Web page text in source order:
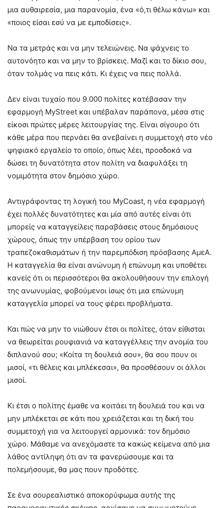
μια αυθαιρεσία, μια παρανομία, ένα «ό,τι θέλω κάνω» και
«ποιος είσαι εσύ να με εμποδίσεις».
Να τα μετράς και να μην τελειώνεις. Να ψάχνεις το
αυτονόητο και να μην το βρίσκεις. Μαζί και το δίκιο σου,
όταν τολμάς να πεις κάτι. Κι έχεις να πεις πολλά.
Δεν είναι τυχαίο που 9.000 πολίτες κατέβασαν την
εφαρμογή MyStreet και υπέβαλαν παράπονα, μέσα στις
είκοσι πρώτες μέρες λειτουργίας της. Είναι σίγουρο ότι
κάθε μέρα που περνάει θα ανεβαίνει η συμμετοχή στο νέο
ψηφιακό εργαλείο το οποίο, όπως λέει, προσδοκά να
δώσει τη δυνατότητα στον πολίτη να διαφυλάξει τη
νομιμότητα στον δημόσιο χώρο.
Αντιγράφοντας τη λογική του MyCoast, η νέα εφαρμογή
έχει πολλές δυνατότητες και μία από αυτές είναι ότι
μπορείς να καταγγείλεις παραβάσεις στους δημόσιους
χώρους, όπως την υπέρβαση του ορίου των
τραπεζοκαθισμάτων ή την παρεμπόδιση πρόσβασης ΑμεΑ.
Η καταγγελία θα είναι ανώνυμη ή επώνυμη και υποθέτει
κανείς ότι οι περισσότεροι θα ακολουθήσουν την επιλογή
της ανωνυμίας, φοβούμενοι ίσως ότι μια επώνυμη
καταγγελία μπορεί να τους φέρει προβλήματα.
Και πώς να μην το νιώθουν έτσι οι πολίτες, όταν είθισται
να θεωρείται ρουφιανιά να καταγγέλλεις την ανομία του
διπλανού σου; «Κοίτα τη δουλειά σου», θα σου πουν οι
μισοί, «τι θέλεις και μπλέκεσαι», θα προσθέσουν οι άλλοι
μισοί.
Κι έτσι ο πολίτης έμαθε να κοιτάει τη δουλειά του και να
μην μπλέκεται σε κάτι που χρειάζεται και τη δική του
συμμετοχή για να λειτουργεί αρμονικά: τον δημόσιο
χώρο. Μάθαμε να ανεχόμαστε τα κακώς κείμενα από μια
λάθος αντίληψη ότι αν τα φανερώσουμε και τα
πολεμήσουμε, θα μας πουν προδότες.
Σε ένα σουρεαλιστικό αποκορύφωμα αυτής της